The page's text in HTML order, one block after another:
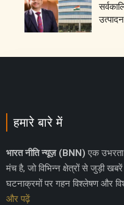
हमारे बारे में
भारत नीति न्यूज़ (BNN) एक उभरता
मंच है, जो विभिन्न क्षेत्रों से जुड़ी
घटनाक्रमों पर गहन विश्लेषण और
और पढ़ें